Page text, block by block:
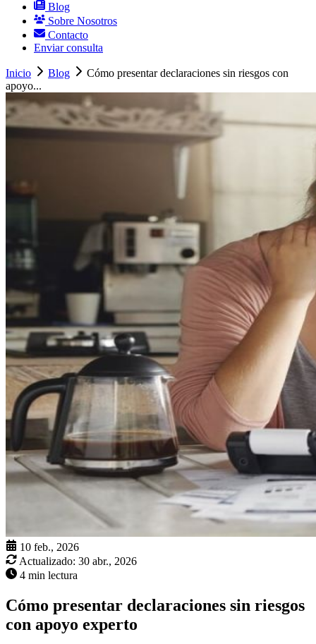
Blog
Sobre Nosotros
Contacto
Enviar consulta
Inicio Blog
Cómo presentar declaraciones sin riesgos con
apoyo...
10 feb., 2026
Actualizado: 30 abr., 2026
4 min lectura
Cómo presentar declaraciones sin riesgos
con apoyo experto